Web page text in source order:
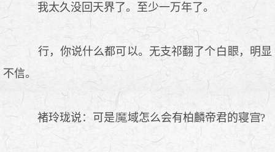
我太久没回天界了。至少一万年了。
行，你说什么都可以。无支祁翻了个白
，明显
不信。
褚玲珑说：可是 域怎么会有柏麟帝君的寝 ?